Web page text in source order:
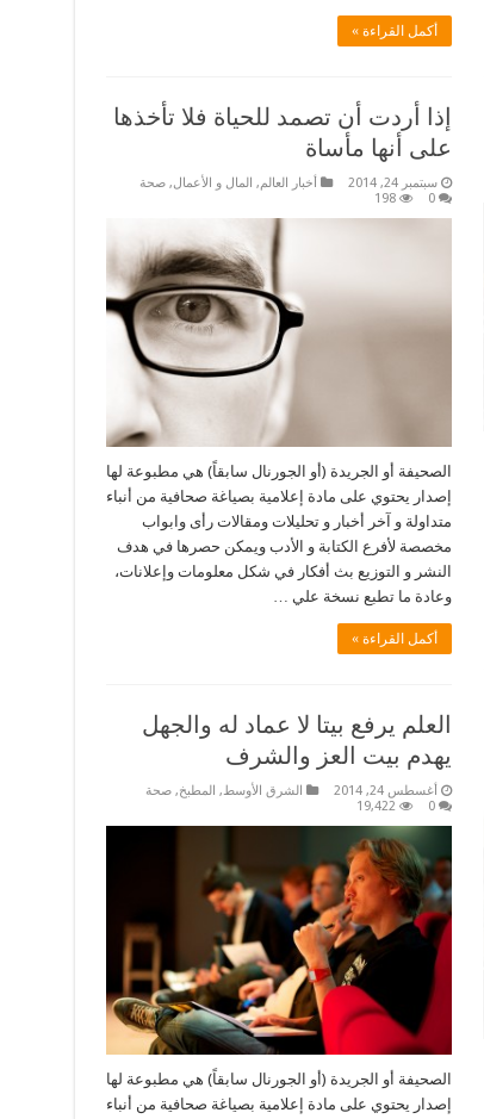
أكمل القراءة »
إذا أردت أن تصمد للحياة فلا تأخذها
على أنها مأساة
سبتمبر 24, 2014 أخبار العالم, المال و الأعمال, صحة
0
198
الصحيفة أو الجريدة (أو الجورنال سابقاً) هي مطبوعة لها
إصدار يحتوي على مادة إعلامية بصياغة صحافية من أنباء
متداولة و آخر أخبار و تحليلات ومقالات رأى وابواب
مخصصة لأفرع الكتابة و الأدب ويمكن حصرها في هدف
النشر و التوزيع بث أفكار في شكل معلومات وإعلانات،
وعادة ما تطبع نسخة علي …
أكمل القراءة »
العلم يرفع بيتا لا عماد له والجهل
يهدم بيت العز والشرف
أغسطس 24, 2014 الشرق الأوسط, المطبخ, صحة
0
19,422
الصحيفة أو الجريدة (أو الجورنال سابقاً) هي مطبوعة لها
إصدار يحتوي على مادة إعلامية بصياغة صحافية من أنباء